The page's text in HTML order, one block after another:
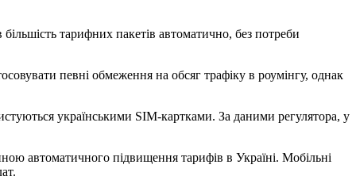
тарифних пакетів автоматично, без потреби
певні обмеження на обсяг трафіку в роумінгу, однак
українськими SIM-картками. За даними регулятора, у
автоматичного підвищення тарифів в Україні. Мобільні